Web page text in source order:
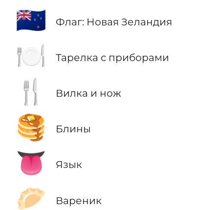
🇳🇿 Флаг: Новая Зеландия
🍽️ Тарелка с приборами
🍴 Вилка и нож
🥞 Блины
👅 Язык
🥟 Вареник